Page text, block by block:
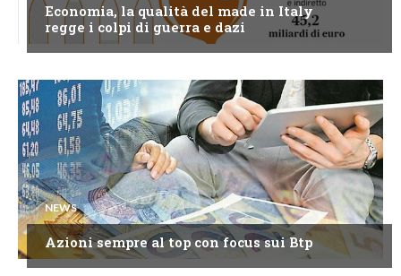
Economia, la qualità del made in Italy
regge i colpi di guerra e dazi
NEWS
Azioni sempre al top con focus sui Btp